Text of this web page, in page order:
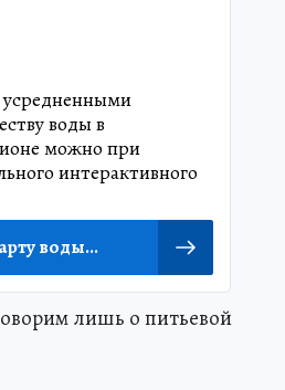
воды в
можно при
интерактивного
воды...
лишь о питьевой